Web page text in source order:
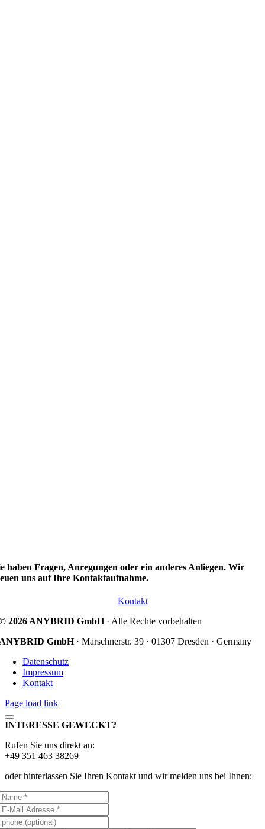
haben Fragen, Anregungen oder ein anderes Anliegen. Wir
uns auf Ihre Kontaktaufnahme.
Kontakt
2026 ANYBRID GmbH· Alle Rechte vorbehalten
GmbH· Marschnerstr. 39 · 01307 Dresden · Germany
Datenschutz
Impressum
Kontakt
Page load link
INTERESSE GEWECKT?
Rufen Sie uns direkt an:
+49 351 463 38269
oder hinterlassen Sie Ihren Kontakt und wir melden uns bei Ihnen: